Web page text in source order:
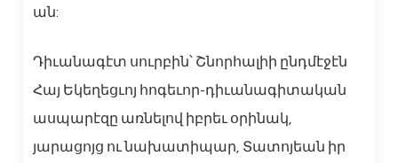
ան:
Դիւանագէտ սուրբին՝ Շնորհալիի ընդմէջէն
Հայ Եկեղեցւոյ հոգեւոր-դիւանագիտական
ասպարէզը առնելով իբրեւ օրինակ,
յարացոյց ու նախատիպար, Տատոյեան իր